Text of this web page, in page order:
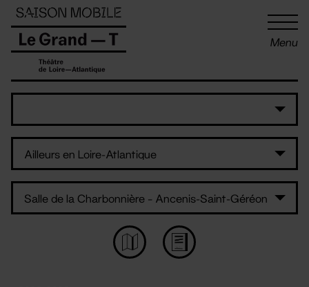
Menu
Panneau de gestion des cookies